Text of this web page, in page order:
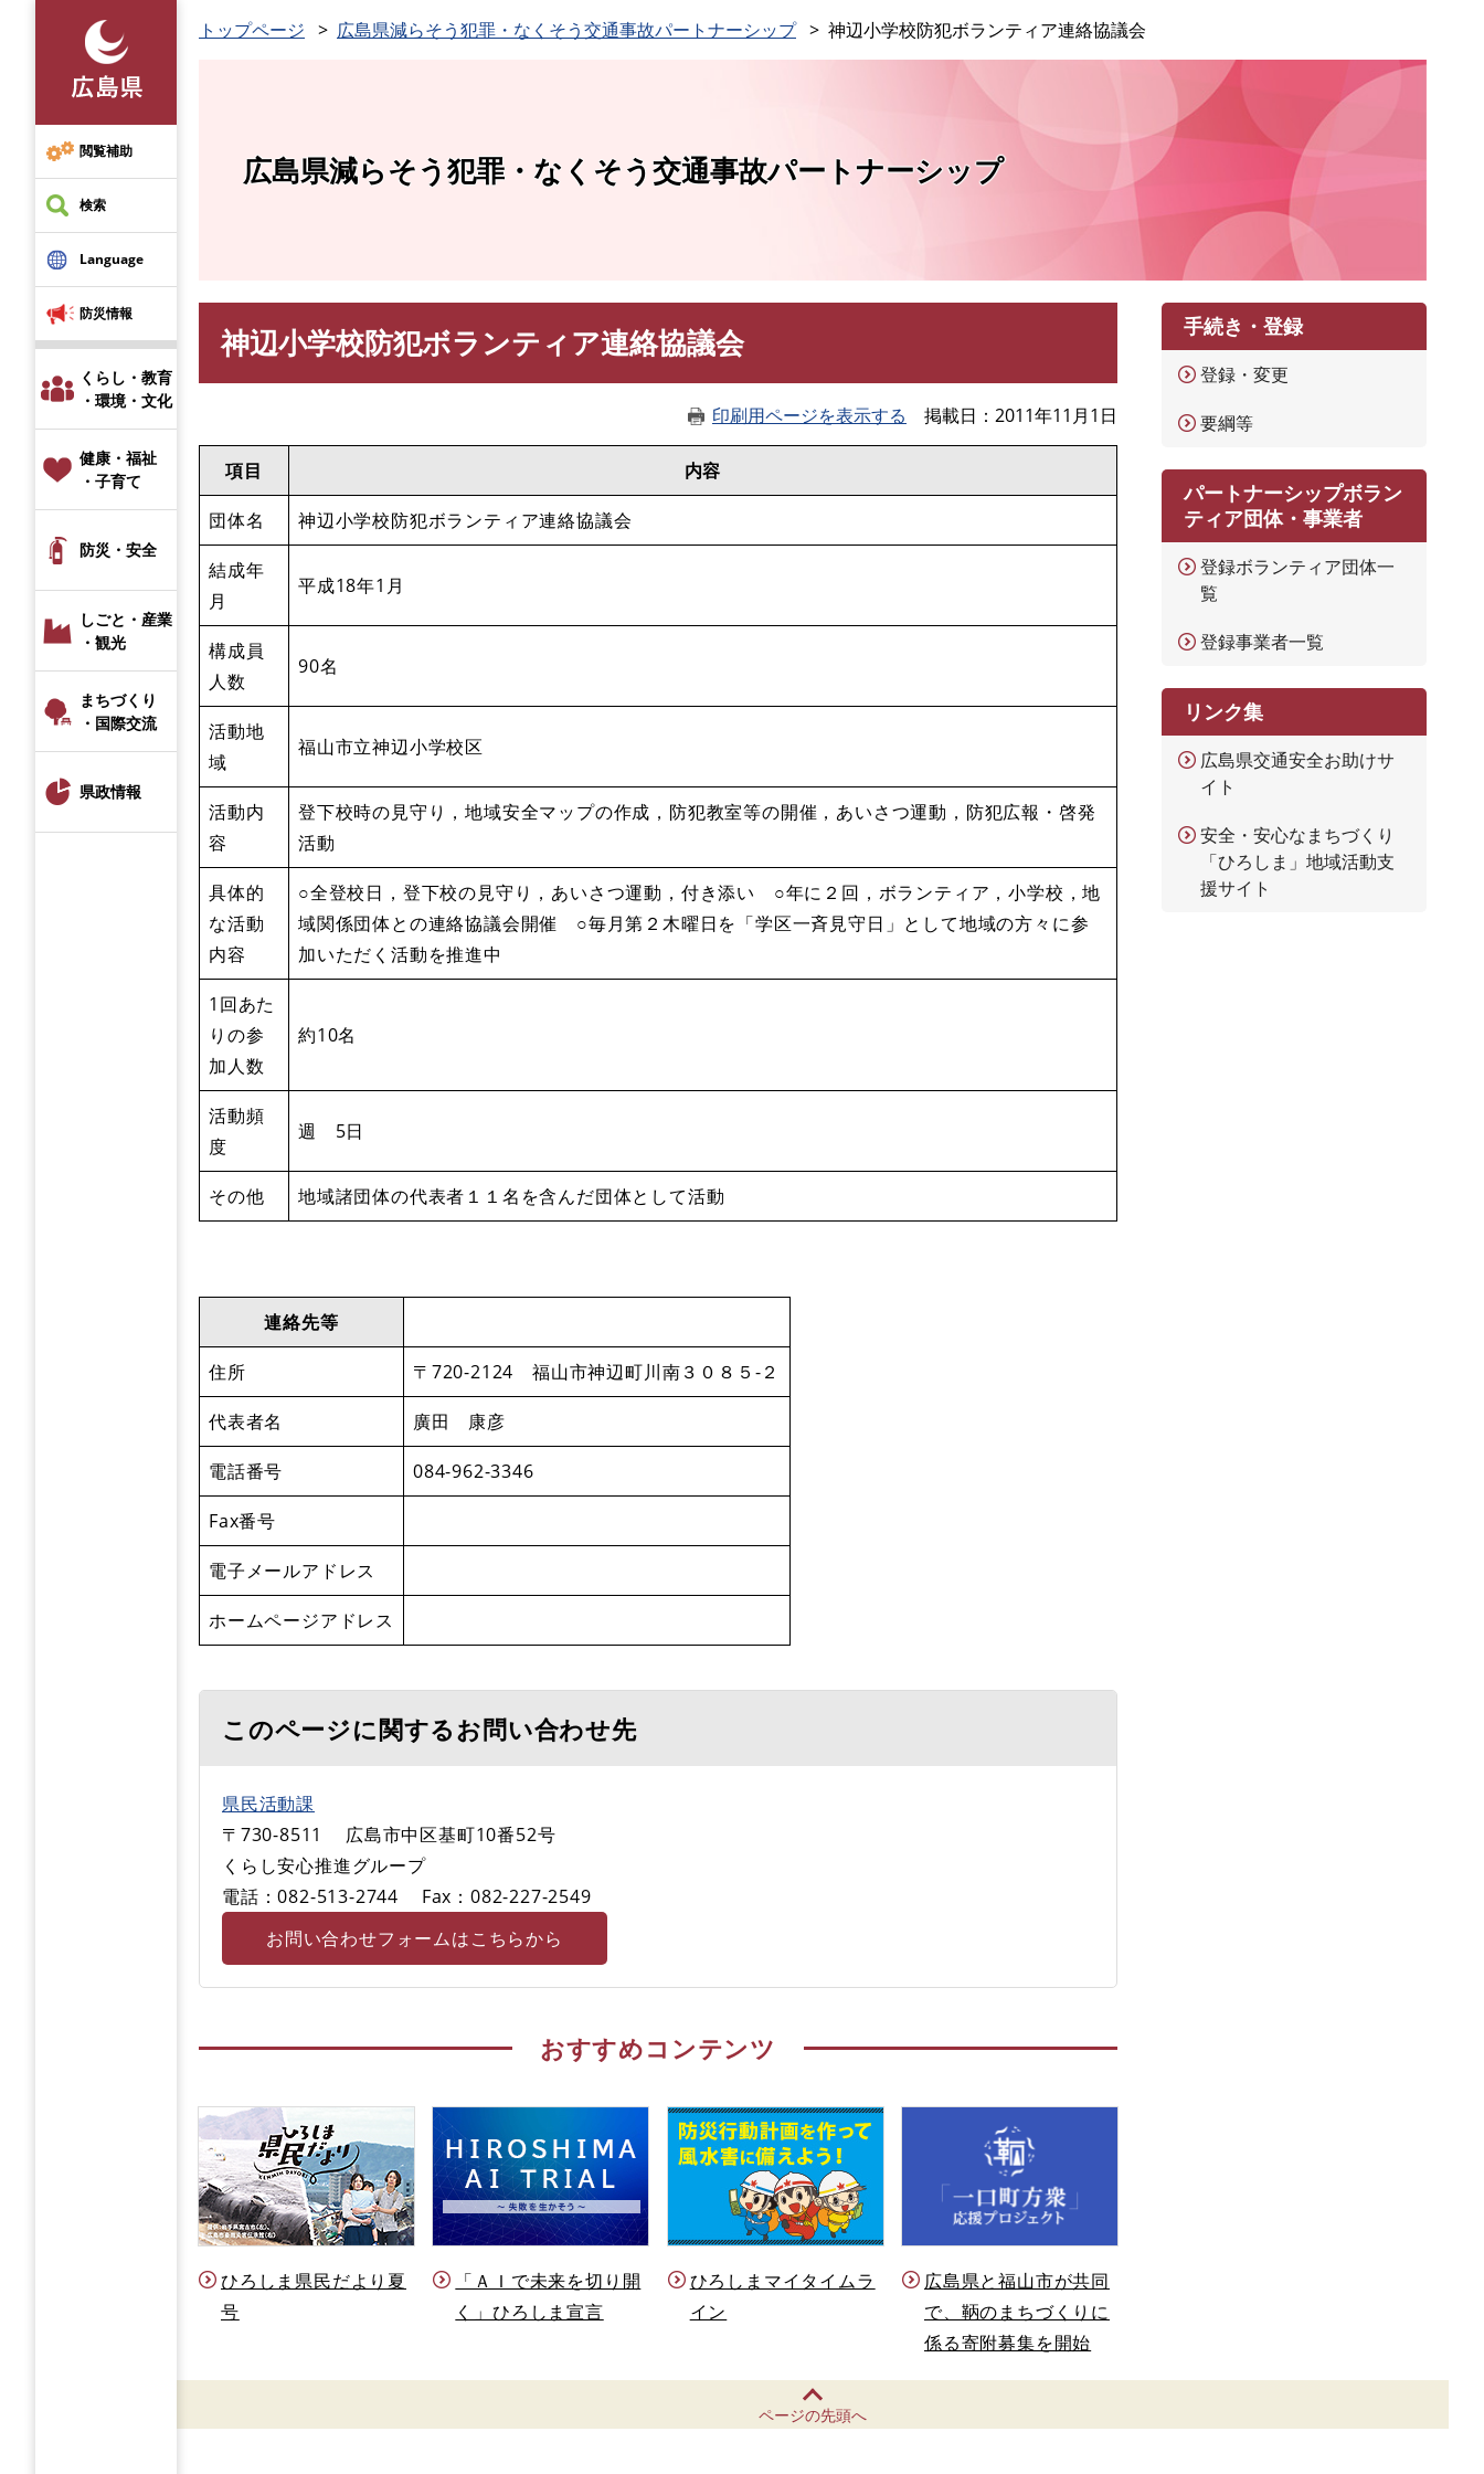
先
頭
で
す
閲覧補助
検索
Language
防災情報
くらし・教育
・環境・文化
健康・福祉
・子育て
防災・安全
しごと・産業
・観光
まちづくり
・国際交流
県政情報
トップページ 広島県減らそう犯罪・なくそう交通事故パートナーシップ 神辺小学校防犯ボランティア連絡協議会
広島県減らそう犯罪・なくそう交通事故パートナーシップ
神辺小学校防犯ボランティア連絡協議会
印刷用ページを表示する 掲載日 2011年11月1日
項目 内容
団体名 神辺小学校防犯ボランティア連絡協議会
結成年
月
平成18年1月
構成員
人数
90名
活動地
域
福山市立神辺小学校区
活動内
容
登下校時の見守り，地域安全マップの作成，防犯教室等の開催，あいさつ運動，防犯広報・啓発
活動
具体的
な活動
内容
○全登校日，登下校の見守り，あいさつ運動，付き添い ○年に２回，ボランティア，小学校，地
域関係団体との連絡協議会開催 ○毎月第２木曜日を「学区一斉見守日」として地域の方々に参
加いただく活動を推進中
1回あた
りの参
加人数
約10名
活動頻
度
週 5日
その他 地域諸団体の代表者１１名を含んだ団体として活動
連絡先等
住所 〒720-2124 福山市神辺町川南３０８５-２
代表者名 廣田 康彦
電話番号 084-962-3346
Fax番号
電子メールアドレス
ホームページアドレス
このページに関するお問い合わせ先
県民活動課
〒730-8511
広島市中区基町10番52号
くらし安心推進グループ
電話：082-513-2744
Fax：082-227-2549
お問い合わせフォームはこちらから
おすすめコンテンツ
ひろしま県民だより夏
号
「ＡＩで未来を切り開
く」ひろしま宣言
ひろしまマイタイムラ
イン
広島県と福山市が共同
で、鞆のまちづくりに
係る寄附募集を開始
手続き・登録
登録・変更
要綱等
パートナーシップボラン
ティア団体・事業者
登録ボランティア団体一
覧
登録事業者一覧
リンク集
広島県交通安全お助けサ
イト
安全・安心なまちづくり
「ひろしま」地域活動支
援サイト
ページの先頭へ